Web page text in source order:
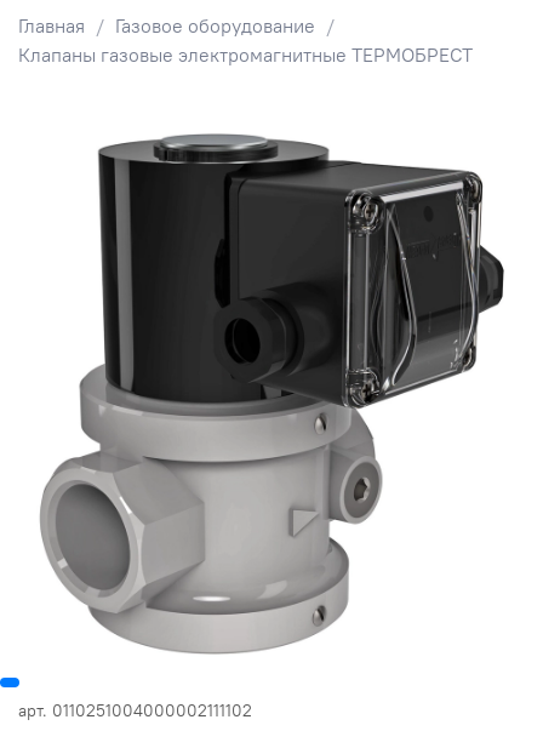
Главная
Газовое оборудование
Клапаны газовые электромагнитные ТЕРМОБРЕСТ
арт. 0110251004000002111102